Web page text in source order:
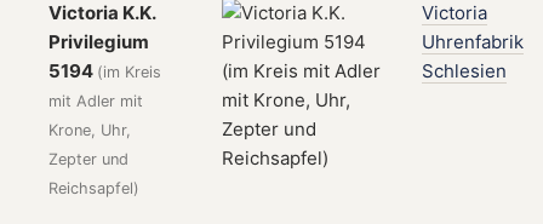
Victoria K.K.
Privilegium
5194 (im Kreis
mit Adler mit
Krone, Uhr,
Zepter und
Reichsapfel)
Victoria
Uhrenfabrik
Schlesien